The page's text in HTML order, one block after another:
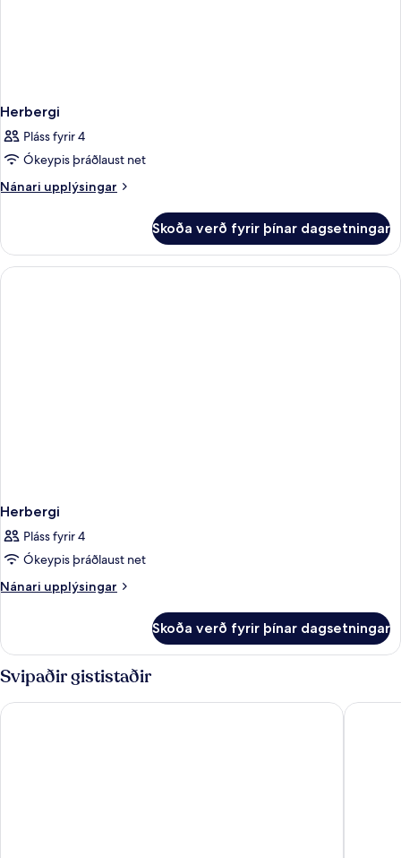
Herbergi
Pláss fyrir 4
Ókeypis þráðlaust net
Nánari upplýsingar
Nánari
Skoða verð fyrir þínar dagsetningar
Herbergi
Pláss fyrir 4
Ókeypis þráðlaust net
Nánari upplýsingar
Nánari
Skoða verð fyrir þínar dagsetningar
Svipaðir gististaðir
Motto by Hilton Hong Kong Soho ibis